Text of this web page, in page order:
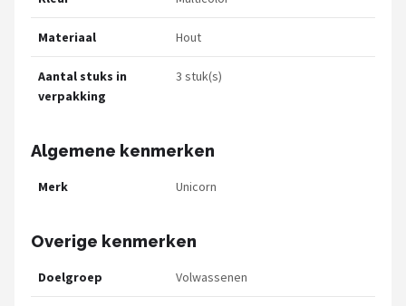
Materiaal Hout
Aantal stuks in
verpakking
3 stuk(s)
Algemene kenmerken
Merk Unicorn
Overige kenmerken
Doelgroep Volwassenen